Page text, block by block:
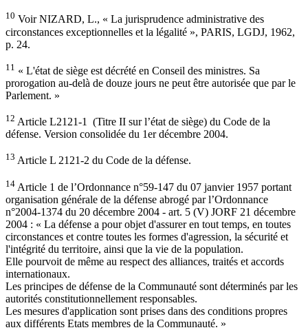
10 Voir NIZARD, L., « La jurisprudence administrative des
circonstances exceptionnelles et la légalité », PARIS, LGDJ, 1962,
p. 24.
11 « L'état de siège est décrété en Conseil des ministres. Sa
prorogation au-delà de douze jours ne peut être autorisée que par le
Parlement. »
12 Article L2121-1 (Titre II sur l’état de siège) du Code de la
défense. Version consolidée du 1er décembre 2004.
13 Article L 2121-2 du Code de la défense.
14 Article 1 de l’Ordonnance n°59-147 du 07 janvier 1957 portant
organisation générale de la défense abrogé par l’Ordonnance
n°2004-1374 du 20 décembre 2004 - art. 5 (V) JORF 21 décembre
2004 : « La défense a pour objet d'assurer en tout temps, en toutes
circonstances et contre toutes les formes d'agression, la sécurité et
l'intégrité du territoire, ainsi que la vie de la population.
Elle pourvoit de même au respect des alliances, traités et accords
internationaux.
Les principes de défense de la Communauté sont déterminés par les
autorités constitutionnellement responsables.
Les mesures d'application sont prises dans des conditions propres
aux différents Etats membres de la Communauté. »